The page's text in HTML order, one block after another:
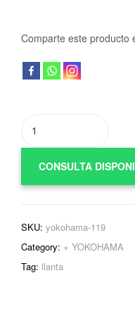
Comparte este producto
CONSULTA
SKU: yokohama-119
Category: + YOKOHAMA
Tag: llanta